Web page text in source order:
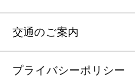
交通のご案内
プライバシーポリシー